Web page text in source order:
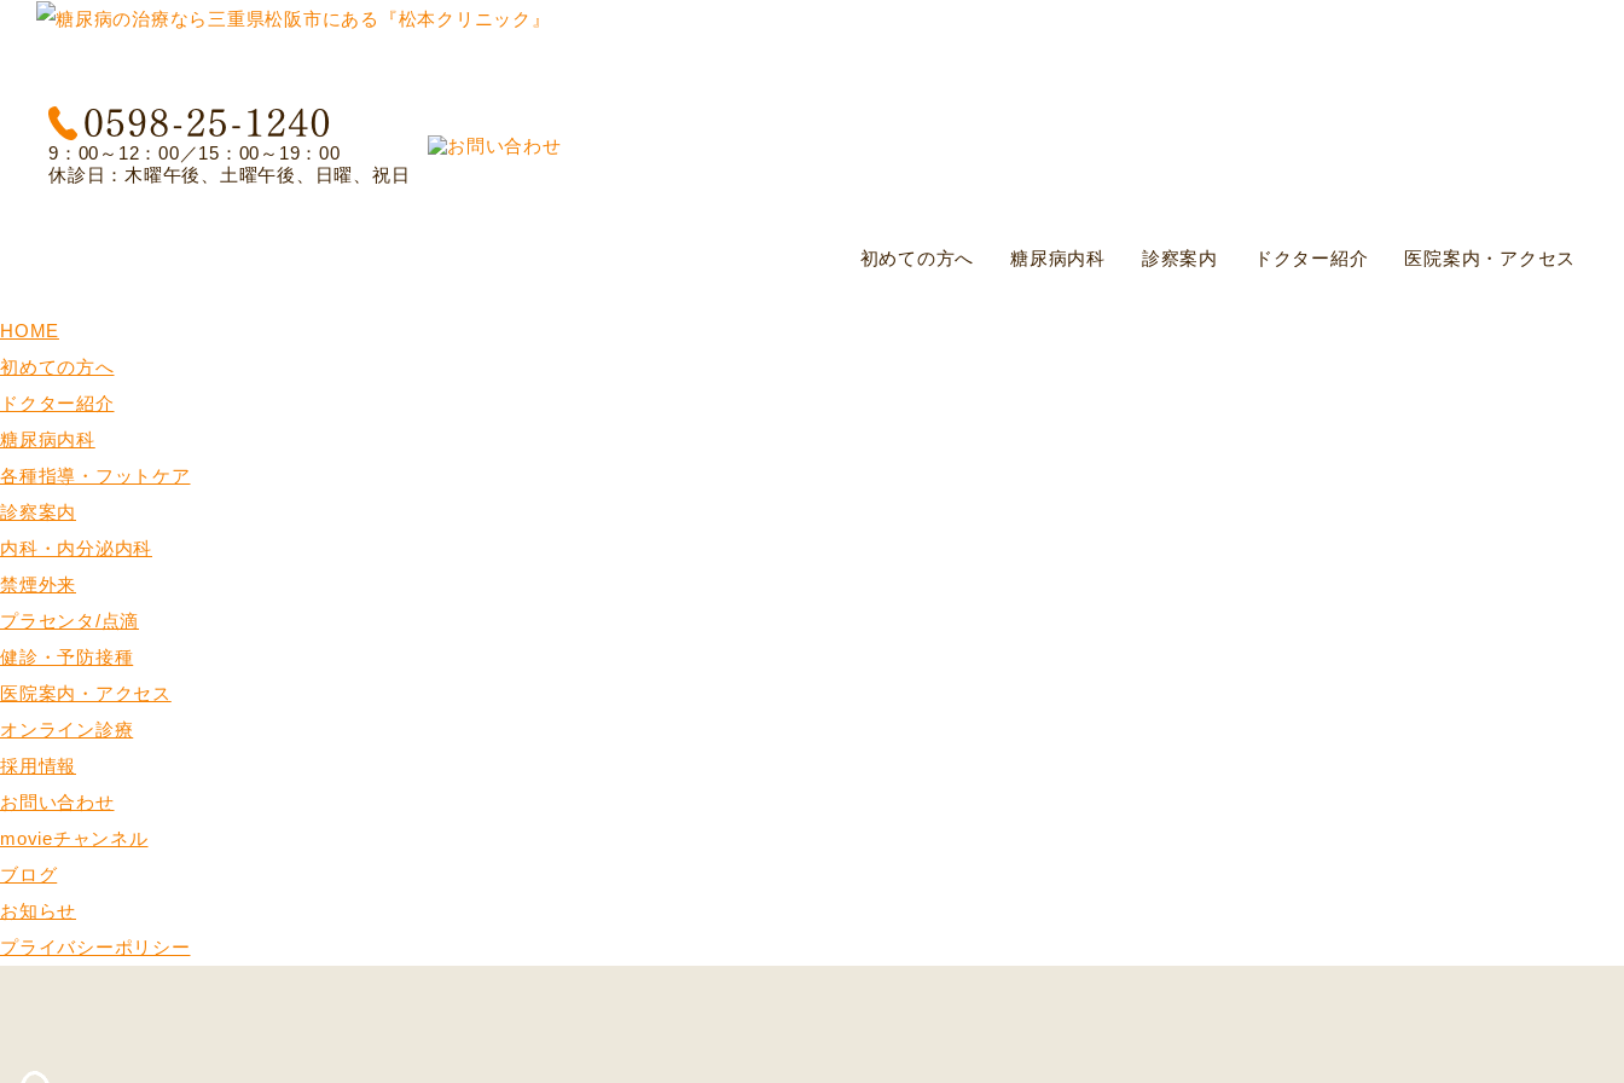
9：00～12：00／15：00～19：00
休診日：木曜午後、土曜午後、日曜、祝日
初めての方へ 糖尿病内科 診察案内 ドクター紹介 医院案内・アクセス
HOME
初めての方へ
ドクター紹介
糖尿病内科
各種指導・フットケア
診察案内
内科・内分泌内科
禁煙外来
プラセンタ/点滴
健診・予防接種
医院案内・アクセス
オンライン診療
採用情報
お問い合わせ
movieチャンネル
ブログ
お知らせ
プライバシーポリシー